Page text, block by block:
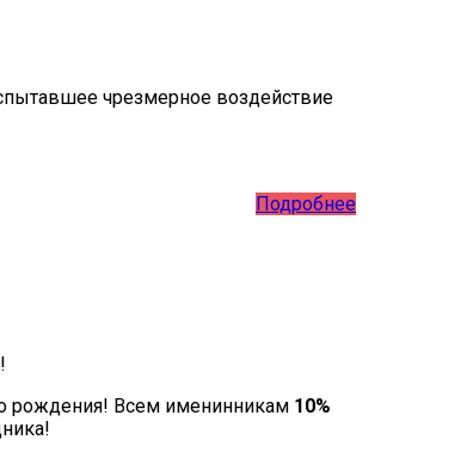
чрезмерное воздействие
Подробнее
рождения! Всем именинникам 10%